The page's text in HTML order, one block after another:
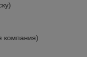
компания)